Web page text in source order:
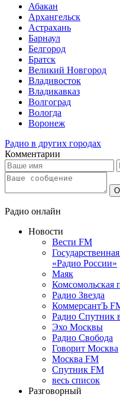
Абакан
Архангельск
Астрахань
Барнаул
Белгород
Братск
Великий Новгород
Владивосток
Владикавказ
Волгоград
Вологда
Воронеж
Радио в других городах
Комментарии
Радио онлайн
Новости
Вести FM
«Радио России»
Маяк
Комсомольская
Радио Звезда
КоммерсантЪ
Радио Спутник
Эхо Москвы
Радио Свобода
Говорит Москва
Москва FM
Спутник FM
весь список
Разговорный